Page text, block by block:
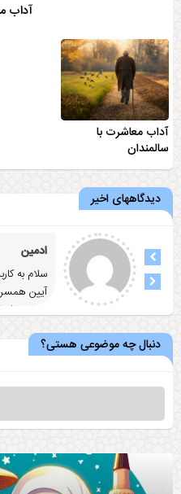
آداب
آداب معاشرت با
سالمندان
دیدگاههای اخیر
ادمین
سلام به
آيين
رضایت
دنبال چه موضوعی هستی؟